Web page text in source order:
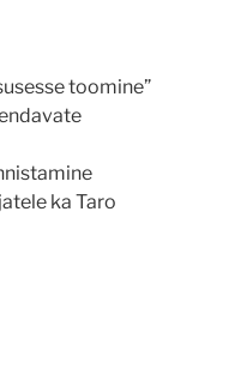
toomine”
ka Taro